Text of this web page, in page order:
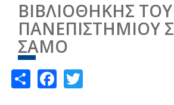
ΒΙΒΛΙΟΘΗΚΗΣ ΤΟΥ
ΠΑΝΕΠΙΣΤΗΜΙΟΥ
ΣΑΜΟ
ShareFacebook